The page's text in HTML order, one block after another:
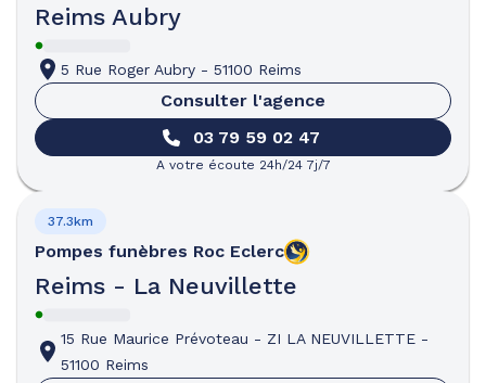
Reims Aubry
5 Rue Roger Aubry - 51100 Reims
Consulter l'agence
03 79 59 02 47
A votre écoute 24h/24 7j/7
Pompes funèbres Roc Eclerc
Reims - La Neuvillette
37.3km
15 Rue Maurice Prévoteau - ZI LA NEUVILLETTE -
51100 Reims